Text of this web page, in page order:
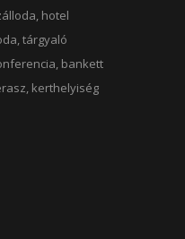
hotel
tárgyaló
bankett
kerthelyiség